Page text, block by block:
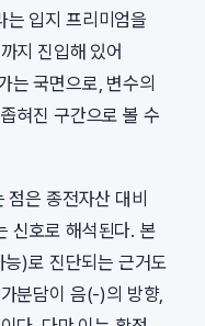
는 입지 프리미엄을
지 진입해 있어
는 국면으로, 변수의
혀진 구간으로 볼 수
점은 종전자산 대비
신호로 해석된다. 본
능)로 진단되는 근거도
분담이 음(-)의 방향,